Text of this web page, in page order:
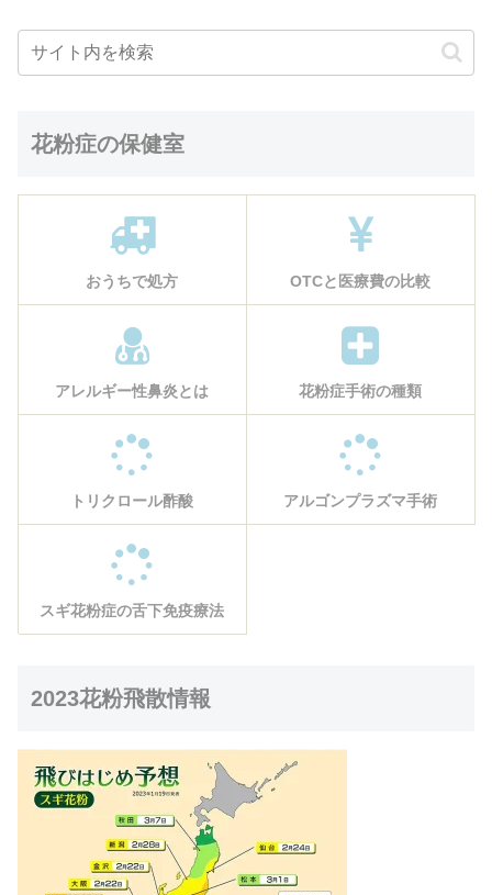
花粉症の保健室
おうちで処方 OTCと医療費の比較
アレルギー性鼻炎とは 花粉症手術の種類
トリクロール酢酸 アルゴンプラズマ手術
スギ花粉症の舌下免疫療法
2023花粉飛散情報